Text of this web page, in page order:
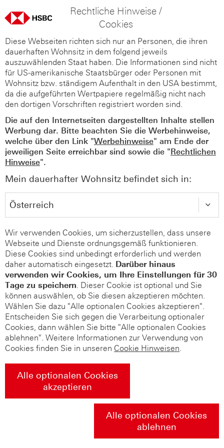
Rechtliche Hinweise /
Cookies
Diese Webseiten richten sich nur an Personen, die ihren
dauerhaften Wohnsitz in dem folgend jeweils
auszuwählenden Staat haben. Die Informationen sind nicht
für US-amerikanische Staatsbürger oder Personen mit
Wohnsitz bzw. ständigem Aufenthalt in den USA bestimmt,
da die aufgeführten Wertpapiere regelmäßig nicht nach
den dortigen Vorschriften registriert worden sind.
Die auf den Internetseiten dargestellten Inhalte stellen
Werbung dar. Bitte beachten Sie die Werbehinweise,
welche über den Link "Werbehinweise" am Ende der
jeweiligen Seite erreichbar sind sowie die "Rechtlichen
Hinweise".
Mein dauerhafter Wohnsitz befindet sich in:
Wir verwenden Cookies, um sicherzustellen, dass unsere
Webseite und Dienste ordnungsgemäß funktionieren.
Diese Cookies sind unbedingt erforderlich und werden
daher automatisch eingesetzt. Darüber hinaus
verwenden wir Cookies, um Ihre Einstellungen für 30
Tage zu speichern. Dieser Cookie ist optional und Sie
können auswählen, ob Sie diesen akzeptieren möchten.
Wählen Sie dazu "Alle optionalen Cookies akzeptieren".
Entscheiden Sie sich gegen die Verarbeitung optionaler
Cookies, dann wählen Sie bitte "Alle optionalen Cookies
ablehnen". Weitere Informationen zur Verwendung von
Cookies finden Sie in unseren Cookie Hinweisen.
Alle optionalen Cookies
akzeptieren
Alle optionalen Cookies
ablehnen